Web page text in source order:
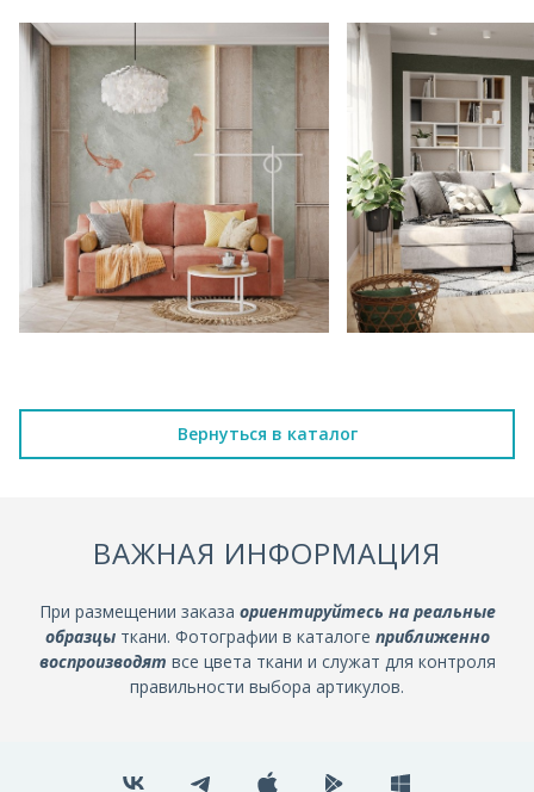
Вернуться в каталог
ВАЖНАЯ ИНФОРМАЦИЯ
При размещении заказа ориентируйтесь на реальные
образцыткани. Фотографии в каталоге приближенно
воспроизводят все цвета ткани и служат для контроля
правильности выбора артикулов.